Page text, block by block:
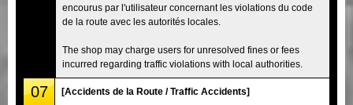
encourus par l'utilisateur concernant les violations du code
de la route avec les autorités locales.
The shop may charge users for unresolved fines or fees
incurred regarding traffic violations with local authorities.
07 [Accidents de la Route / Traffic Accidents]